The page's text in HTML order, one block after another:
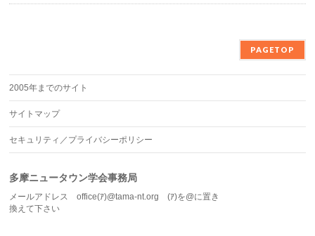
PAGETOP
2005年までのサイト
サイトマップ
セキュリティ／プライバシーポリシー
多摩ニュータウン学会事務局
メールアドレス office(ｱ)@tama-nt.org (ｱ)を@に置き
換えて下さい